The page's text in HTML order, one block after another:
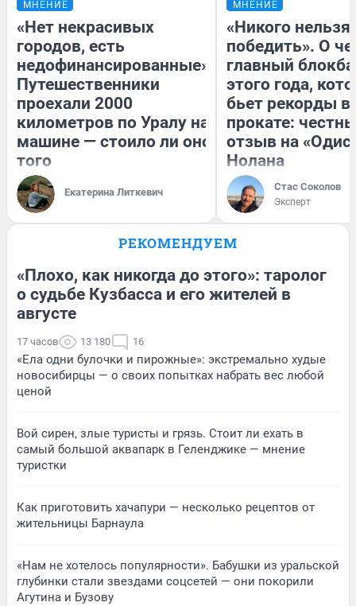
МНЕНИЕ
«Нет некрасивых
городов, есть
недофинансированные».
Путешественники
проехали 2000
километров по Уралу на
машине — стоило ли оно
того
Екатерина Литкевич
МНЕНИЕ
«Никого нельзя
победить». О
главный
этого года,
бьет рекорды в
прокате:
отзыв на
Нолана
Стас Соколов
Эксперт
РЕКОМЕНДУЕМ
«Плохо, как никогда до этого»: таролог
о судьбе Кузбасса и его жителей в
августе
17 часов 13 180 16
«Ела одни булочки и пирожные»: экстремально худые
новосибирцы — о своих попытках набрать вес любой
ценой
Вой сирен, злые туристы и грязь. Стоит ли ехать в
самый большой аквапарк в Геленджике — мнение
туристки
Как приготовить хачапури — несколько рецептов от
жительницы Барнаула
«Нам не хотелось популярности». Бабушки из уральской
глубинки стали звездами соцсетей — они покорили
Агутина и Бузову